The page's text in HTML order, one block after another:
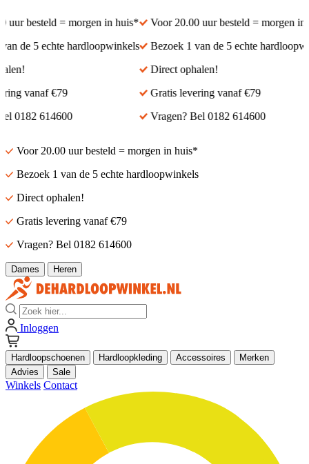
besteld = morgen in huis*
de 5 echte hardloopwinkels
vanaf €79
0182 614600
Voor 20.00 uur besteld = morgen in
Bezoek 1 van de 5 echte
Direct ophalen!
Gratis levering vanaf €79
Vragen? Bel 0182 614600
Voor 20.00 uur besteld = morgen in huis*
Bezoek 1 van de 5 echte hardloopwinkels
Direct ophalen!
Gratis levering vanaf €79
Vragen? Bel 0182 614600
Dames Heren
Zoek
Inloggen
Hardloopschoenen Hardloopkleding Accessoires
Merken
Advies
Sale
Winkels Contact